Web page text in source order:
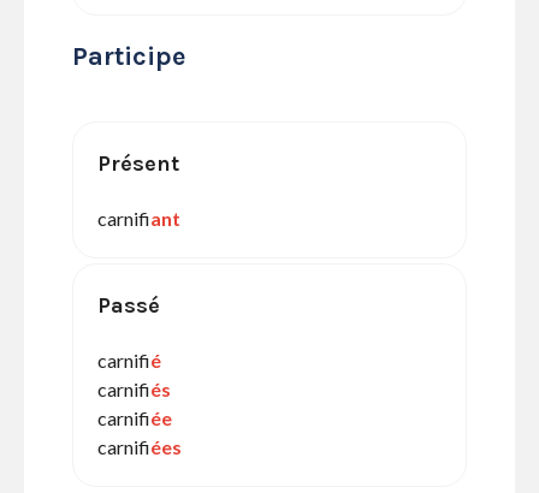
Participe
Présent
carnifiant
Passé
carnifié
carnifiés
carnifiée
carnifiées